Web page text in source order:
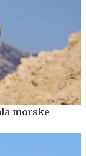
morske